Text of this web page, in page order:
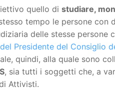
quello di studiare,
tempo le persone con
delle stesse
Presidente del Consiglio
quindi, alla quale sono
, sia tutti i soggetti che, a
Attivisti.